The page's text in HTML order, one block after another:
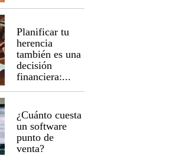
Planificar tu
herencia
también es una
decisión
financiera:...
¿Cuánto cuesta
un software
punto de
venta?